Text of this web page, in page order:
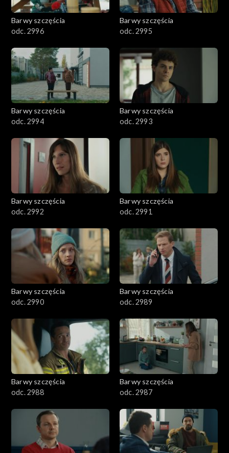
2301–2400
2201–2300
2101–2200
2001–2100
1801–1900
1701–1800
1601–1700
1501–1600
1401–1500
1301–1400
1101–1200
1001–1100
901–1000
801–900
782–800
Barwy szczęścia
odc. 2996
Barwy szczęścia
odc. 2995
Barwy szczęścia
odc. 2994
Barwy szczęścia
odc. 2993
Barwy szczęścia
odc. 2992
Barwy szczęścia
odc. 2991
Barwy szczęścia
odc. 2990
Barwy szczęścia
odc. 2989
Barwy szczęścia
odc. 2988
Barwy szczęścia
odc. 2987